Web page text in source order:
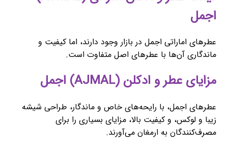
اجمل
عطرهای اماراتی اجمل در بازار وجود دارند، اما کیفیت و
ماندگاری آن‌ها با عطرهای اصل متفاوت است.
مزایای عطر و ادکلن (AJMAL) اجمل
عطرهای اجمل، با رایحه‌های خاص و ماندگار، طراحی شیشه
زیبا و لوکس، و کیفیت بالا، مزایای بسیاری را برای
مصرف‌کنندگان به ارمغان می‌آورند.